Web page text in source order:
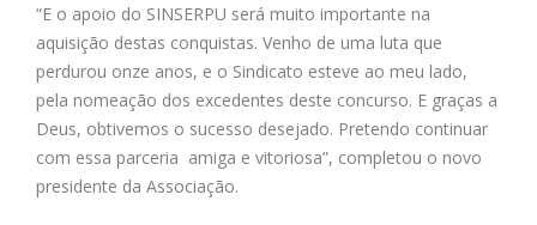
“E o apoio do SINSERPU será muito importante na
aquisição destas conquistas. Venho de uma luta que
perdurou onze anos, e o Sindicato esteve ao meu lado,
pela nomeação dos excedentes deste concurso. E graças a
Deus, obtivemos o sucesso desejado. Pretendo continuar
com essa parceria amiga e vitoriosa”, completou o novo
presidente da Associação.